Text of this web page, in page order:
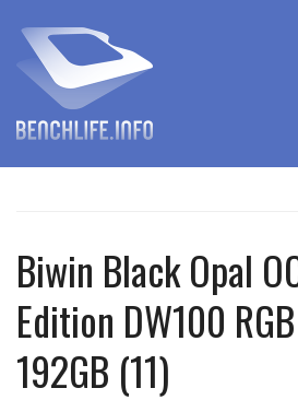
Biwin Black Opal
Edition DW100
192GB (11)